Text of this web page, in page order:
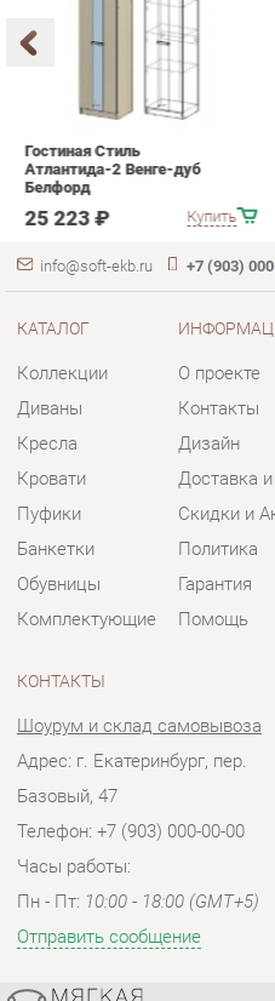
Купить
Гостиная Стиль
Атлантида-2 Венге-дуб
Белфорд
info@soft-ekb.ru +7 (903) 000-
КАТАЛОГ
Коллекции
Диваны
Кресла
Кровати
Комплектующие
ИНФОРМАЦИЯ
О проекте
Контакты
Дизайн
Доставка и
Помощь
КОНТАКТЫ
Шоурум и склад самовывоза
Адрес: г. Екатеринбург, пер.
Базовый, 47
Пн - Пт:10:00 - 18:00 (GMT+5)
Отправить сообщение
© 2009-2026